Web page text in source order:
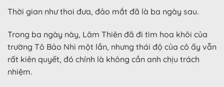
Thời gian như thoi đưa, đảo mắt đã là ba ngày sau.
Trong ba ngày này, Lâm Thiên đã đi tìm hoa khôi của
trường Tô Bảo Nhi một lần, nhưng thái độ của cô ấy vẫn
rất kiên quyết, đó chính là không cần anh chịu trách
nhiệm.